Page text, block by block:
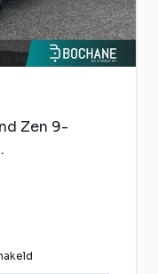
Zen 9-